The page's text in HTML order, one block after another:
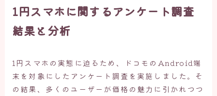
1円スマホに関するアンケート調査
結果と分析
1円スマホの実態に迫るため、ドコモのAndroid端
末を対象にしたアンケート調査を実施しました。そ
の結果、多くのユーザーが価格の魅力に引かれつつ